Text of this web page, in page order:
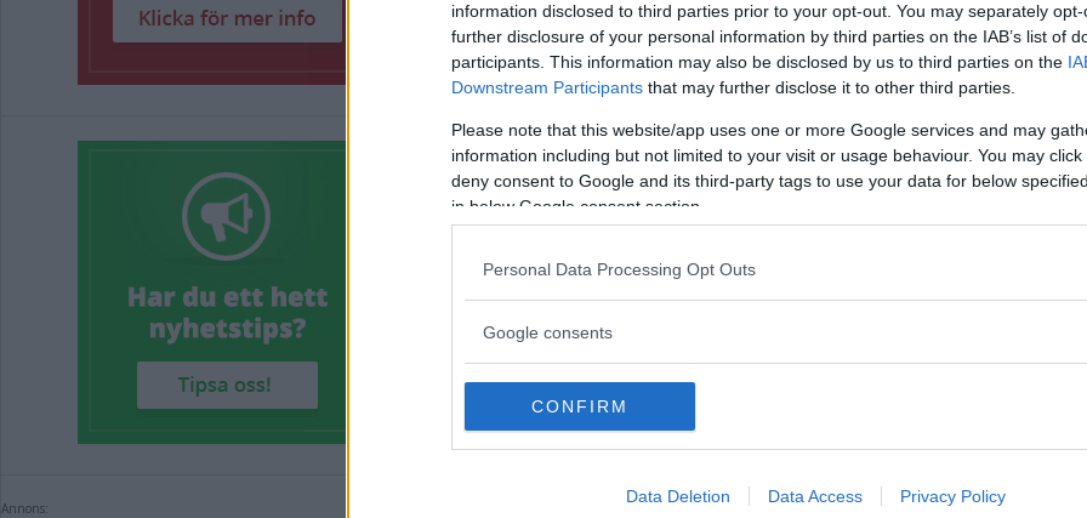
information disclosed to third parties prior to your opt-out. You may separately
further disclosure of your personal information by third parties on the IAB’s list of
participants. This information may also be disclosed by us to third parties on the
Downstream Participants that may further disclose it to other third parties.
Please note that this website/app uses one or more Google services and may
information including but not limited to your visit or usage behaviour. You may
deny consent to Google and its third-party tags to use your data for below
in below Google consent section.
Personal Data Processing Opt Outs
Google consents
CONFIRM
Data Deletion Data Access Privacy Policy
Annons:
Annons:
076 127 51 90
Taggar i artikel